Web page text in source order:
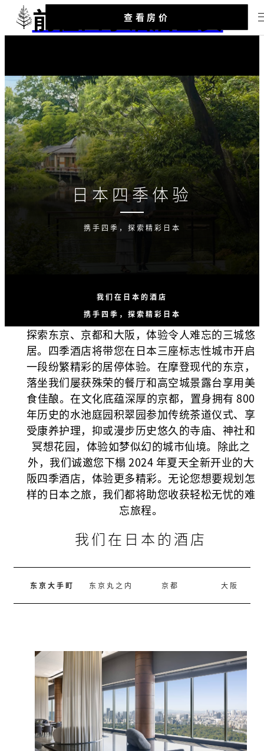
前往四季酒店主页
查看房价
日本四季体验
携手四季，探索精彩日本
我们在日本的酒店
携手四季，探索精彩日本
探索东京、京都和大阪，体验令人难忘的三城悠
居。四季酒店将带您在日本三座标志性城市开启
一段纷繁精彩的居停体验。在摩登现代的东京，
落坐我们屡获殊荣的餐厅和高空城景露台享用美
食佳酿。在文化底蕴深厚的京都，置身拥有 800
年历史的水池庭园积翠园参加传统茶道仪式、享
受康养护理，抑或漫步历史悠久的寺庙、神社和
冥想花园，体验如梦似幻的城市仙境。除此之
外，我们诚邀您下榻 2024 年夏天全新开业的大
阪四季酒店，体验更多精彩。无论您想要规划怎
样的日本之旅，我们都将助您收获轻松无忧的难
忘旅程。
我们在日本的酒店
东京大手町 东京丸之内 京都 大阪